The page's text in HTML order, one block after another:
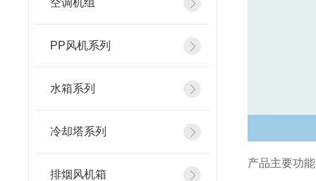
空调机组
PP风机系列
水箱系列
冷却塔系列
排烟风机箱
产品主要功